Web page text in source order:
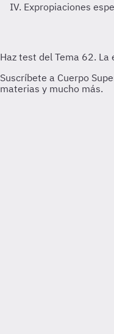
IV. Expropiaciones